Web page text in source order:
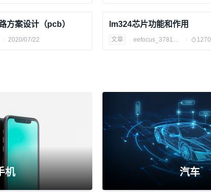
方案设计（pcb）
2020/07/22
lm324芯片功能和作用
文章 eefocus_3781508 1270
机 汽车